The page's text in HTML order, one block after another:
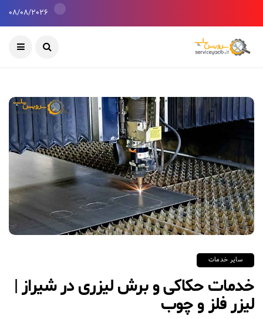
08/08/2026
سایر خدمات
خدمات حکاکی و برش لیزری در شیراز |
لیزر فلز و چوب